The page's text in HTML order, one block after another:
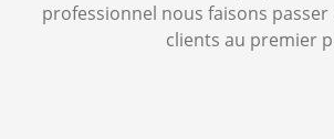
professionnel nous faisons passer
clients au premier